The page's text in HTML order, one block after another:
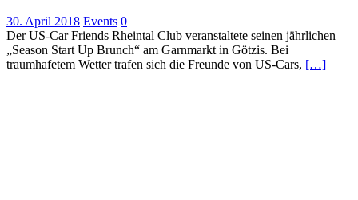
30. April 2018 Events 0
Der US-Car Friends Rheintal Club veranstaltete seinen jährlichen
„Season Start Up Brunch“ am Garnmarkt in Götzis. Bei
traumhafetem Wetter trafen sich die Freunde von US-Cars, […]